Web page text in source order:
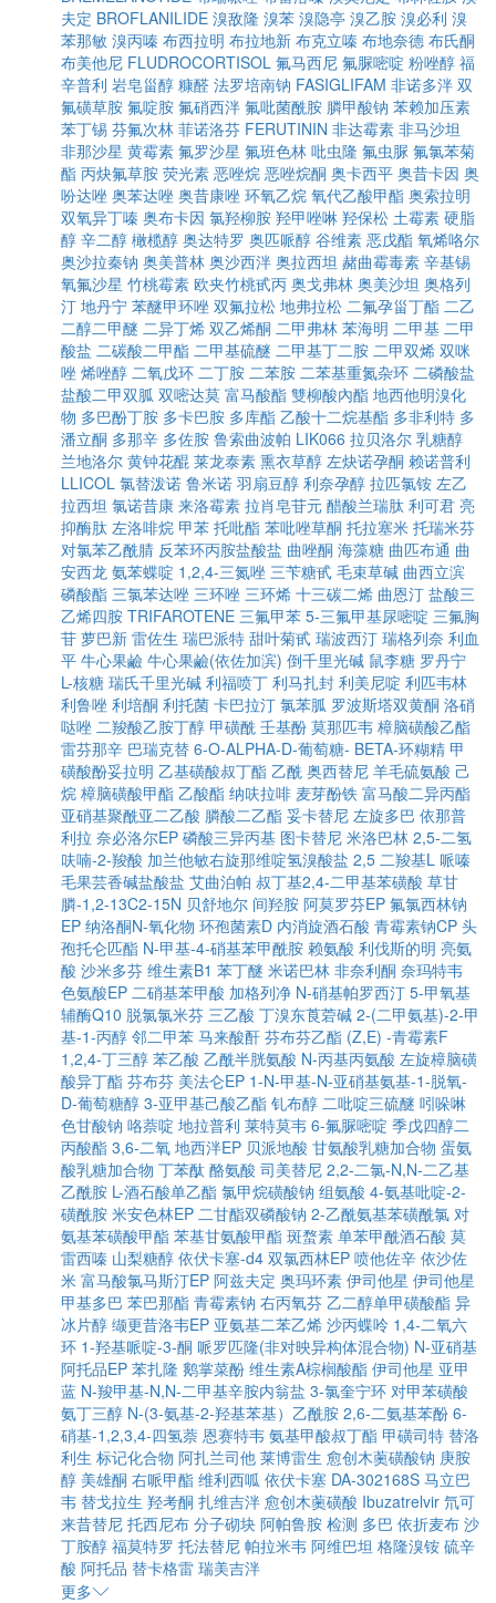
夫定 BROFLANILIDE 溴敌隆 溴苯 溴隐亭 溴乙胺 溴必利 溴
苯那敏 溴丙嗪 布西拉明 布拉地新 布克立嗪 布地奈德 布氏酮
布美他尼 FLUDROCORTISOL 氟马西尼 氟脲嘧啶 粉唑醇 福
辛普利 岩皂甾醇 糠醛 法罗培南钠 FASIGLIFAM 非诺多泮 双
氟磺草胺 氟啶胺 氟硝西泮 氟吡菌酰胺 膦甲酸钠 苯赖加压素
苯丁锡 芬氟次林 菲诺洛芬 FERUTININ 非达霉素 非马沙坦
非那沙星 黄霉素 氟罗沙星 氟班色林 吡虫隆 氟虫脲 氟氯苯菊
酯 丙炔氟草胺 荧光素 恶唑烷 恶唑烷酮 奥卡西平 奥昔卡因 奥
吩达唑 奥苯达唑 奥昔康唑 环氧乙烷 氧代乙酸甲酯 奥索拉明
双氧异丁嗪 奥布卡因 氯羟柳胺 羟甲唑啉 羟保松 土霉素 硬脂
醇 辛二醇 橄榄醇 奥达特罗 奥匹哌醇 谷维素 恶戊酯 氧烯咯尔
奥沙拉秦钠 奥美普林 奥沙西泮 奥拉西坦 赭曲霉毒素 辛基锡
氧氟沙星 竹桃霉素 欧夹竹桃甙丙 奥戈弗林 奥美沙坦 奥格列
汀 地丹宁 苯醚甲环唑 双氟拉松 地弗拉松 二氟孕甾丁酯 二乙
二醇二甲醚 二异丁烯 双乙烯酮 二甲弗林 苯海明 二甲基 二甲
酸盐 二碳酸二甲酯 二甲基硫醚 二甲基丁二胺 二甲双烯 双咪
唑 烯唑醇 二氧戊环 二丁胺 二苯胺 二苯基重氮杂环 二磷酸盐
盐酸二甲双胍 双嘧达莫 富马酸酯 雙柳酸內酯 地西他明溴化
物 多巴酚丁胺 多卡巴胺 多库酯 乙酸十二烷基酯 多非利特 多
潘立酮 多那辛 多佐胺 鲁索曲波帕 LIK066 拉贝洛尔 乳糖醇
兰地洛尔 黄钟花醌 莱龙泰素 熏衣草醇 左炔诺孕酮 赖诺普利
LLICOL 氯替泼诺 鲁米诺 羽扇豆醇 利奈孕醇 拉匹氯铵 左乙
拉西坦 氯诺昔康 来洛霉素 拉肖皂苷元 醋酸兰瑞肽 利可君 亮
抑酶肽 左洛啡烷 甲苯 托吡酯 苯吡唑草酮 托拉塞米 托瑞米芬
对氯苯乙酰腈 反苯环丙胺盐酸盐 曲唑酮 海藻糖 曲匹布通 曲
安西龙 氨苯蝶啶 1,2,4-三氮唑 三苄糖甙 毛束草碱 曲西立滨
磷酸酯 三氯苯达唑 三环唑 三环烯 十三碳二烯 曲恩汀 盐酸三
乙烯四胺 TRIFAROTENE 三氟甲苯 5-三氟甲基尿嘧啶 三氟胸
苷 萝巴新 雷佐生 瑞巴派特 甜叶菊甙 瑞波西汀 瑞格列奈 利血
平 牛心果鹼 牛心果鹼(依佐加滨) 倒千里光碱 鼠李糖 罗丹宁
L-核糖 瑞氏千里光碱 利福喷丁 利马扎封 利美尼啶 利匹韦林
利鲁唑 利培酮 利托菌 卡巴拉汀 氯苯胍 罗波斯塔双黄酮 洛硝
哒唑 二羧酸乙胺丁醇 甲磺酰 壬基酚 莫那匹韦 樟脑磺酸乙酯
雷芬那辛 巴瑞克替 6-O-ALPHA-D-葡萄糖- BETA-环糊精 甲
磺酸酚妥拉明 乙基磺酸叔丁酯 乙酰 奥西替尼 羊毛硫氨酸 己
烷 樟脑磺酸甲酯 乙酸酯 纳呋拉啡 麦芽酚铁 富马酸二异丙酯
亚硝基聚酰亚二乙酸 膦酸二乙酯 妥卡替尼 左旋多巴 依那普
利拉 奈必洛尔EP 磷酸三异丙基 图卡替尼 米洛巴林 2,5-二氢
呋喃-2-羧酸 加兰他敏右旋那维啶氢溴酸盐 2,5 二羧基L 哌嗪
毛果芸香碱盐酸盐 艾曲泊帕 叔丁基2,4-二甲基苯磺酸 草甘
膦-1,2-13C2-15N 贝舒地尔 间羟胺 阿莫罗芬EP 氟氯西林钠
EP 纳洛酮N-氧化物 环孢菌素D 内消旋酒石酸 青霉素钠CP 头
孢托仑匹酯 N-甲基-4-硝基苯甲酰胺 赖氨酸 利伐斯的明 亮氨
酸 沙米多芬 维生素B1 苯丁醚 米诺巴林 非奈利酮 奈玛特韦
色氨酸EP 二硝基苯甲酸 加格列净 N-硝基帕罗西汀 5-甲氧基
辅酶Q10 脱氯氯米芬 三乙酸 丁溴东莨菪碱 2-(二甲氨基)-2-甲
基-1-丙醇 邻二甲苯 马来酸酐 芬布芬乙酯 (Z,E) -青霉素F
1,2,4-丁三醇 苯乙酸 乙酰半胱氨酸 N-丙基丙氨酸 左旋樟脑磺
酸异丁酯 芬布芬 美法仑EP 1-N-甲基-N-亚硝基氨基-1-脱氧-
D-葡萄糖醇 3-亚甲基己酸乙酯 钆布醇 二吡啶三硫醚 吲哚啉
色甘酸钠 咯萘啶 地拉普利 莱特莫韦 6-氟脲嘧啶 季戊四醇二
丙酸酯 3,6-二氧 地西泮EP 贝派地酸 甘氨酸乳糖加合物 蛋氨
酸乳糖加合物 丁苯酞 酪氨酸 司美替尼 2,2-二氯-N,N-二乙基
乙酰胺 L-酒石酸单乙酯 氯甲烷磺酸钠 组氨酸 4-氨基吡啶-2-
磺酰胺 米安色林EP 二甘酯双磷酸钠 2-乙酰氨基苯磺酰氯 对
氨基苯磺酸甲酯 苯基甘氨酸甲酯 斑蝥素 单苯甲酰酒石酸 莫
雷西嗪 山梨糖醇 依伏卡塞-d4 双氯西林EP 喷他佐辛 依沙佐
米 富马酸氯马斯汀EP 阿兹夫定 奥玛环素 伊司他星 伊司他星
甲基多巴 苯巴那酯 青霉素钠 右丙氧芬 乙二醇单甲磺酸酯 异
冰片醇 缬更昔洛韦EP 亚氨基二苯乙烯 沙丙蝶呤 1,4-二氧六
环 1-羟基哌啶-3-酮 哌罗匹隆(非对映异构体混合物) N-亚硝基
阿托品EP 苯扎隆 鹅掌菜酚 维生素A棕榈酸酯 伊司他星 亚甲
蓝 N-羧甲基-N,N-二甲基辛胺内翁盐 3-氯奎宁环 对甲苯磺酸
氨丁三醇 N-(3-氨基-2-羟基苯基）乙酰胺 2,6-二氨基苯酚 6-
硝基-1,2,3,4-四氢萘 恩赛特韦 氨基甲酸叔丁酯 甲磺司特 替洛
利生 标记化合物 阿扎兰司他 莱博雷生 愈创木薁磺酸钠 庚胺
醇 美雄酮 右哌甲酯 维利西呱 依伏卡塞 DA-302168S 马立巴
韦 替戈拉生 羟考酮 扎维吉泮 愈创木薁磺酸 Ibuzatrelvir 氘可
来昔替尼 托西尼布 分子砌块 阿帕鲁胺 检测 多巴 依折麦布 沙
丁胺醇 福莫特罗 托法替尼 帕拉米韦 阿维巴坦 格隆溴铵 硫辛
酸 阿托品 替卡格雷 瑞美吉泮
更多